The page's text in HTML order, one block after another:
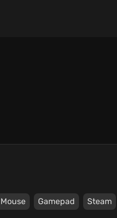
Mouse Gamepad Steam